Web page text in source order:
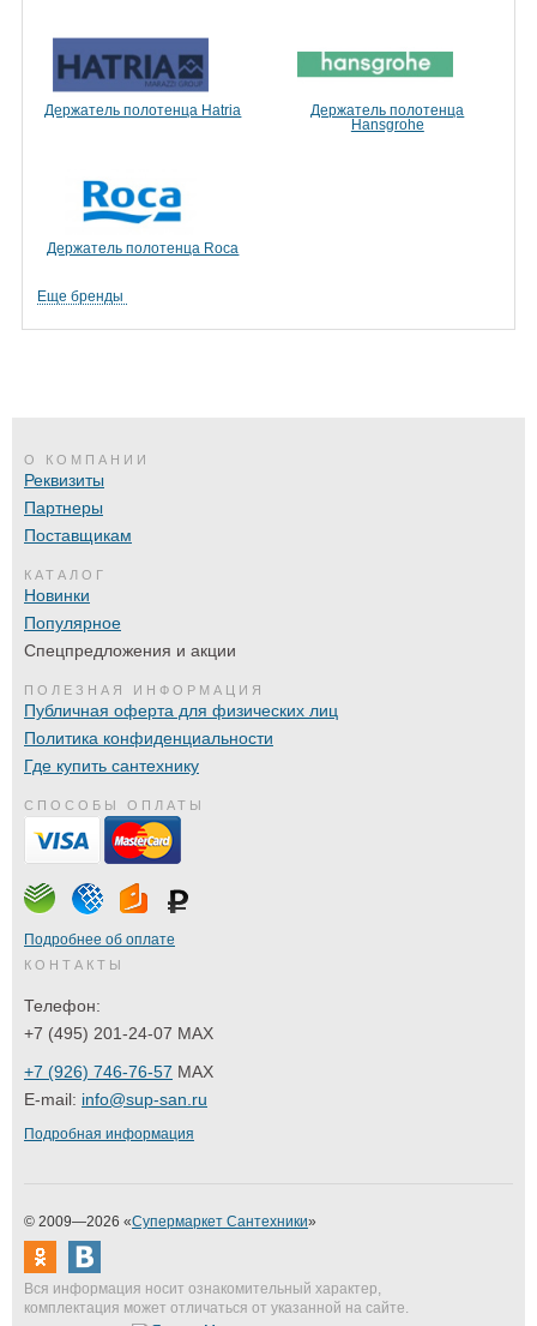
Держатель полотенца Hatria
Держатель полотенца
Hansgrohe
Держатель полотенца Roca
Еще бренды
О КОМПАНИИ
Реквизиты
Партнеры
Поставщикам
КАТАЛОГ
Новинки
Популярное
Спецпредложения и акции
ПОЛЕЗНАЯ ИНФОРМАЦИЯ
Публичная оферта для физических лиц
Политика конфиденциальности
Где купить сантехнику
СПОСОБЫ ОПЛАТЫ
Подробнее об оплате
КОНТАКТЫ
Телефон:
+7 (495) 201-24-07 MAX
+7 (926) 746-76-57 MAX
E-mail: info@sup-san.ru
Подробная информация
© 2009—2026 «Супермаркет Сантехники»
Вся информация носит ознакомительный характер,
комплектация может отличаться от указанной на сайте.